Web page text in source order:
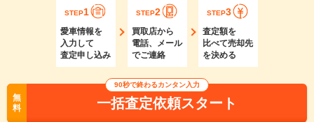
STEP1
愛車情報を
入力して
査定申し込み
STEP2
買取店から
電話、メール
でご連絡
STEP3
査定額を
比べて売却先
を決める
無
料
90秒で終わるカンタン入力
一括査定依頼スタート